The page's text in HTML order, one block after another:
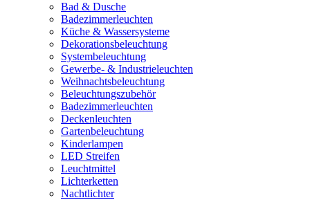
Bad & Dusche
Badezimmerleuchten
Küche & Wassersysteme
Dekorationsbeleuchtung
Systembeleuchtung
Gewerbe- & Industrieleuchten
Weihnachtsbeleuchtung
Beleuchtungszubehör
Badezimmerleuchten
Deckenleuchten
Gartenbeleuchtung
Kinderlampen
LED Streifen
Leuchtmittel
Lichterketten
Nachtlichter